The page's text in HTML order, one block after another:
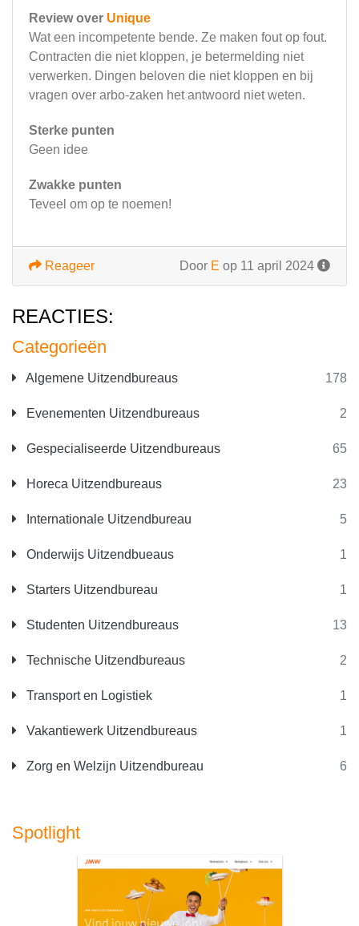
Categorieën
Algemene Uitzendbureaus 178
Evenementen Uitzendbureaus 2
Gespecialiseerde Uitzendbureaus 65
Horeca Uitzendbureaus 23
Internationale Uitzendbureau 5
Onderwijs Uitzendbueaus 1
Starters Uitzendbureau 1
Studenten Uitzendbureaus 13
Technische Uitzendbureaus 2
Transport en Logistiek 1
Vakantiewerk Uitzendbureaus 1
Zorg en Welzijn Uitzendbureau 6
Spotlight
Review over Unique
Wat een incompetente bende. Ze maken fout op fout.
Contracten die niet kloppen, je betermelding niet
verwerken. Dingen beloven die niet kloppen en bij
vragen over arbo-zaken het antwoord niet weten.
Sterke punten
Geen idee
Zwakke punten
Teveel om op te noemen!
Door E op 11 april 2024
Reageer
REACTIES: